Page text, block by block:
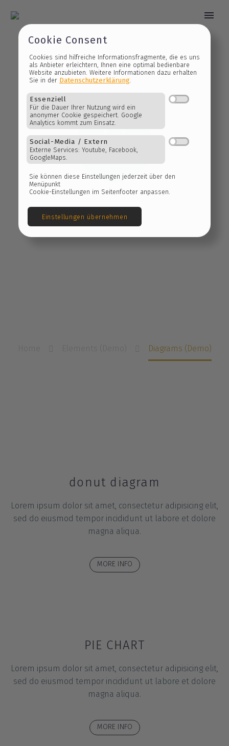
Cookie Consent
Cookies sind hilfreiche Informationsfragmente, die es
als Anbieter erleichtern, Ihnen eine optimal bedienbare
Website anzubieten. Weitere Informationen dazu
Sie in derDatenschutzerklärung.
Essenziell
Für die Dauer Ihrer Nutzung wird ein
anonymer Cookie gespeichert. Google
Analytics kommt zum Einsatz.
Externe Services: Youtube, Facebook,
GoogleMaps.
Sie können diese Einstellungen jederzeit über den
Menüpunkt
Cookie-Einstellungen im Seitenfooter anpassen.


DIAGRAMS
Promote your skills. Showcase your growth. With
Diagrams (Demo)
donut diagram
Lorem ipsum dolor sit amet, consectetur adipisicing elit,
sed do eiusmod tempor incididunt ut labore et dolore
magna aliqua.
MORE INFO
PIE CHART
Lorem ipsum dolor sit amet, consectetur adipisicing elit,
sed do eiusmod tempor incididunt ut labore et dolore
magna aliqua.
MORE INFO